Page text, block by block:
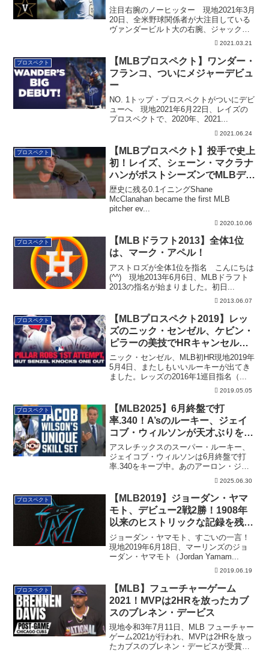
28人、奪三振16！
注目右腕のノーヒッター 現地2021年3月
20日、全米野球関係者が大注目している
ヴァンダービルト大の右腕、ジャック・
2021.03.21
プロスペクト
【MLBプロスペクト】ワンダー・
フランコ、ついにメジャーデビュ
ー
NO. 1トップ・プロスペクトがついにデビ
ューへ 現地2021年6月22日、レイズの
プロスペクトで、2020年、2021...
2021.06.24
プロスペクト
【MLBプロスペクト】投手で史上
初！レイズ、シェーン・マクラナ
ハンがポストシーズンでMLBデビ
ュー！（追記あり）
歴史に残る0.1イニングShane
McClanahan became the first MLB
pitcher ev...
2020.10.06
プロスペクト
【MLBドラフト2013】全体1位
は、マーク・アペル！
アストロズが全体1位を指名 こんにちは
(^^) 現地2013年6月6日、MLBドラフト
2013の指名が始まりました。初日...
2013.06.07
プロスペクト
【MLBプロスペクト2019】レッ
ズのニック・センゼル、ケビン・
ピラーの美技でHRキャンセルも
次の打席でメジャー初HR
ニック・センゼル、MLB初HR現地2019年
5月4日、またしもいいルーキーが出てき
ました。レッズの2016年1巡目指名（...
2019.05.05
プロスペクト
【MLB2025】6月終盤で打
率.340！A’sのルーキー、ジェイ
コブ・ウィルソンが天才ぶりを発
揮中
アスレチックスのスーパー・ルーキー、
ジェイコブ・ウィルソンは6月終盤で打
率.340をキープ中。あのアーロン・ジャ
ッジと打率を争っているとうすごいルー
2025.06.30
プロスペクト
【MLB2019】ジョーダン・ヤマ
モト、デビュー2戦2勝！1908年
以来のヒストリックな記録を残
す！
ジョーダン・ヤマモト、すごいの一言！
現地2019年6月18日、マーリンズのジョ
ーダン・ヤマモト（Jordan Yamam...
2019.06.19
プロスペクト
【MLB】フューチャーゲーム
2021！MVPは2HRを放ったカブ
スのブレネン・デービス
現地令和3年7月11日、MLB フューチャー
ゲーム2021が行われ、MVPは2HRを放っ
たカブスのブレネン・デービスが受賞し